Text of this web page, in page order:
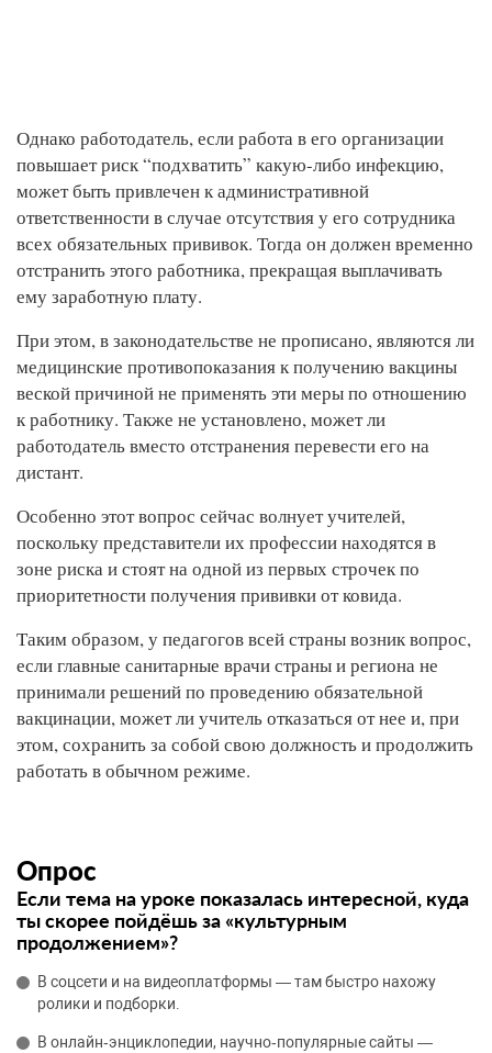
Однако работодатель, если работа в его организации
повышает риск “подхватить” какую-либо инфекцию,
может быть привлечен к административной
ответственности в случае отсутствия у его сотрудника
всех обязательных прививок. Тогда он должен временно
отстранить этого работника, прекращая выплачивать
ему заработную плату.
При этом, в законодательстве не прописано, являются ли
медицинские противопоказания к получению вакцины
веской причиной не применять эти меры по отношению
к работнику. Также не установлено, может ли
работодатель вместо отстранения перевести его на
дистант.
Особенно этот вопрос сейчас волнует учителей,
поскольку представители их профессии находятся в
зоне риска и стоят на одной из первых строчек по
приоритетности получения прививки от ковида.
Таким образом, у педагогов всей страны возник вопрос,
если главные санитарные врачи страны и региона не
принимали решений по проведению обязательной
вакцинации, может ли учитель отказаться от нее и, при
этом, сохранить за собой свою должность и продолжить
работать в обычном режиме.
Опрос
Если тема на уроке показалась интересной, куда
ты скорее пойдёшь за «культурным
продолжением»?
В соцсети и на видеоплатформы — там быстро нахожу
ролики и подборки.
В онлайн‑энциклопедии, научно‑популярные сайты —